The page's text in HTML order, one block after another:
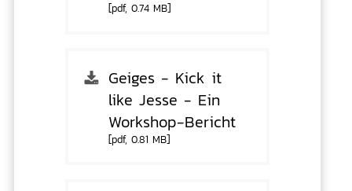
[pdf, 0.74 MB]
Geiges - Kick it
like Jesse - Ein
Workshop-Bericht
[pdf, 0.81 MB]